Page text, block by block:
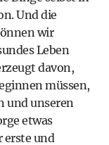
. Und die
wir
Leben
davon,
müssen,
und unseren
etwas
erste und